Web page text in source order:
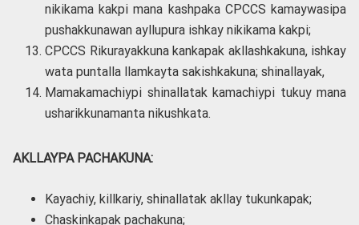
nikikama kakpi mana kashpaka CPCCS kamaywasipa
pushakkunawan ayllupura ishkay nikikama kakpi;
CPCCS Rikurayakkuna kankapak akllashkakuna, ishkay
wata puntalla llamkayta sakishkakuna; shinallayak,
Mamakamachiypi shinallatak kamachiypi tukuy mana
usharikkunamanta nikushkata.
AKLLAYPA PACHAKUNA:
Kayachiy, killkariy, shinallatak akllay tukunkapak;
Chaskinkapak pachakuna;